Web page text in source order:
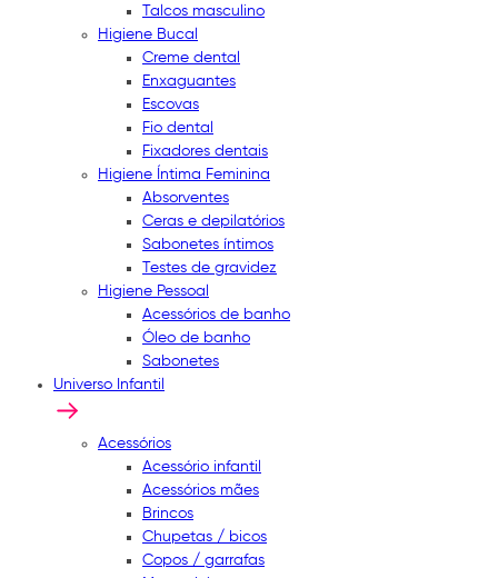
Talcos masculino
Higiene Bucal
Creme dental
Enxaguantes
Escovas
Fio dental
Fixadores dentais
Higiene Íntima Feminina
Absorventes
Ceras e depilatórios
Sabonetes íntimos
Testes de gravidez
Higiene Pessoal
Acessórios de banho
Óleo de banho
Sabonetes
Universo Infantil
Acessórios
Acessório infantil
Acessórios mães
Brincos
Chupetas / bicos
Copos / garrafas